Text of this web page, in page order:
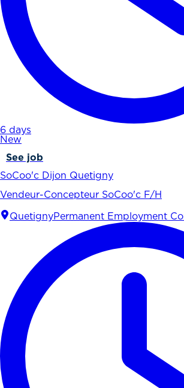
6 days
New
See job
SoCoo'c Dijon Quetigny
Vendeur-Concepteur SoCoo'c F/H
QuetignyPermanent Employment